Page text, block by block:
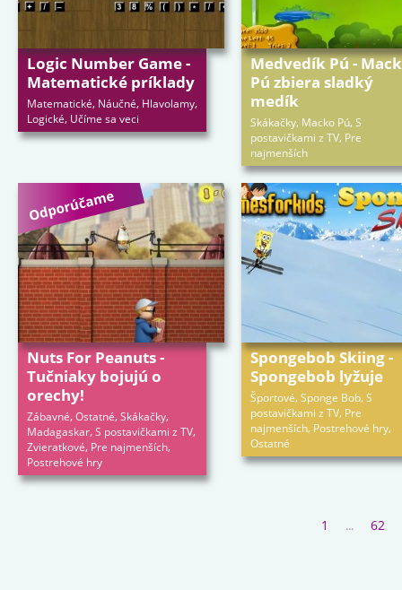
Logic Number Game -
Matematické príklady
Matematické, Náučné, Hlavolamy,
Logické, Učíme sa veci
Medvedík Pú -
Pú zbiera sladký
medík
Skákačky, Macko Pú,S
postavičkami z TV, Pre
najmenších
Nuts For Peanuts -
Tučniaky bojujú o
orechy!
Zábavné,Ostatné,Skákačky,
Madagaskar,S postavičkami z TV,
Zvieratkové, Pre najmenších,
Postrehové hry
Spongebob Skiing -
Spongebob lyžuje
Športové,Sponge Bob,S
postavičkami z TV, Pre
najmenších, Postrehové hry,
Ostatné
1 ... 62